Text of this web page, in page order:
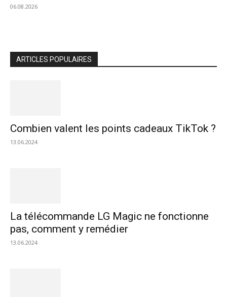
06.08.2026
ARTICLES POPULAIRES
Combien valent les points cadeaux TikTok ?
13.06.2024
La télécommande LG Magic ne fonctionne
pas, comment y remédier
13.06.2024